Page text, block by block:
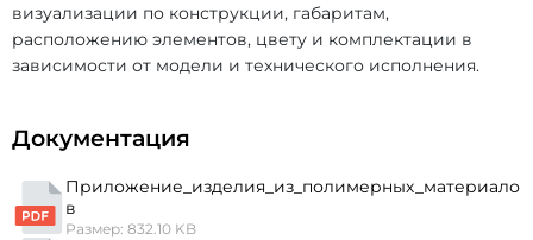
визуализации по конструкции, габаритам,
расположению элементов, цвету и комплектации в
зависимости от модели и технического исполнения.
Документация
Приложение_изделия_из_полимерных_материало
в
Размер: 832.10 KB